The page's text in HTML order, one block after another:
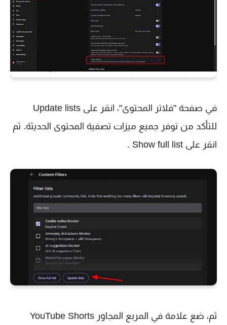
في صفحة "فلاتر المحتوى"، انقر على Update lists
للتأكد من توفر جميع ميزات تصفية المحتوى الحديثة. ثم
انقر على Show full list .
ثم، ضع علامة في المربع المجاور YouTube Shorts